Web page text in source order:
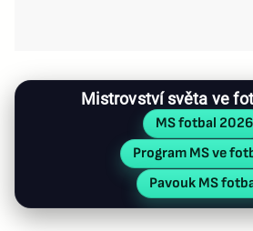
Mistrovství světa ve
MS fotbal 2026
Program MS ve
Pavouk MS